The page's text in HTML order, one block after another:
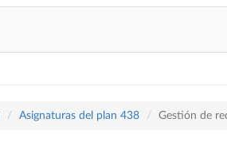
Asignaturas del plan 438 Gestión de